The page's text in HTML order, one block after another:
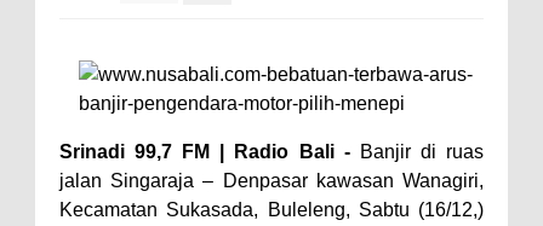
Srinadi 99,7 FM | Radio Bali - Banjir di ruas
jalan Singaraja – Denpasar kawasan Wanagiri,
Kecamatan Sukasada, Buleleng, Sabtu (16/12,)